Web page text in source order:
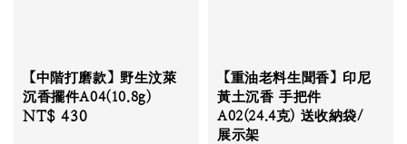
【中階打磨款】野生汶萊
沉香擺件A04(10.8g)
Regular
NT$ 430
【重油老料生聞香】印尼
黃土沉香 手把件
A02(24.4克) 送收納袋/
展示架